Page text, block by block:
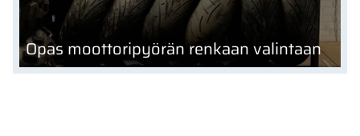
Opas moottoripyörän renkaan valintaan